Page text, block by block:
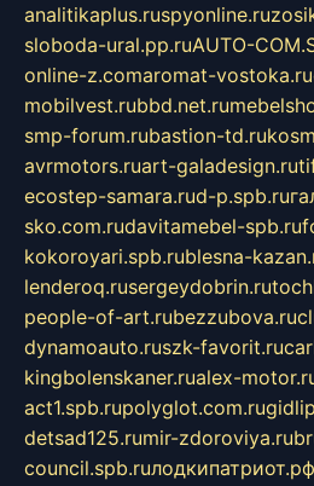
analitikaplus.ruspyonline.ru
sloboda-ural.pp.ruAUTO-
online-z.comaromat-vostoka.ru
mobilvest.rubbd.net.ru
smp-forum.rubastion-td.ru
avrmotors.ruart-galadesign.ru
ecostep-samara.rud-p.spb.ru
sko.com.rudavitamebel-spb.ru
kokoroyari.spb.rublesna-
lenderoq.rusergeydobrin.ru
people-of-art.rubezzubova.ru
dynamoauto.ruszk-favorit.ru
kingbolenskaner.rualex-
act1.spb.rupolyglot.com.ru
detsad125.rumir-zdoroviya.ru
council.spb.ruлодкипатриот.рф